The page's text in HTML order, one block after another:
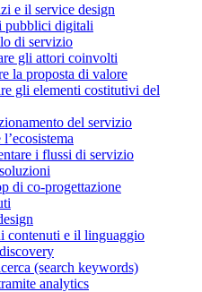
e il service design
pubblici digitali
di servizio
gli attori coinvolti
la proposta di valore
gli elementi costitutivi del
del servizio
i flussi di servizio
di co-progettazione
contenuti e il linguaggio
(search keywords)
analytics